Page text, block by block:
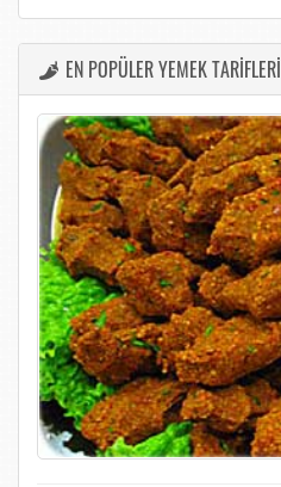
EN POPÜLER YEMEK TARİFLERİ